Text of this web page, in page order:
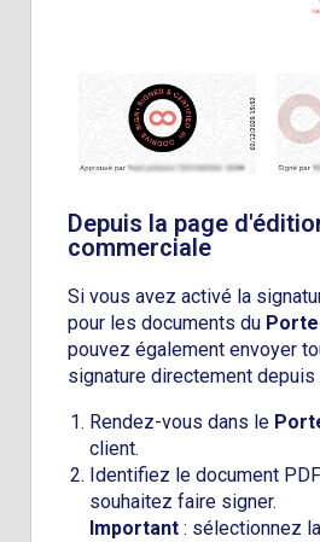
Depuis la page
commerciale
Si vous avez activé la
pour les documents du
pouvez également envoyer
signature directement depuis
Rendez-vous dans le
client.
Identifiez le document
souhaitez faire signer.
Important : sélectionnez